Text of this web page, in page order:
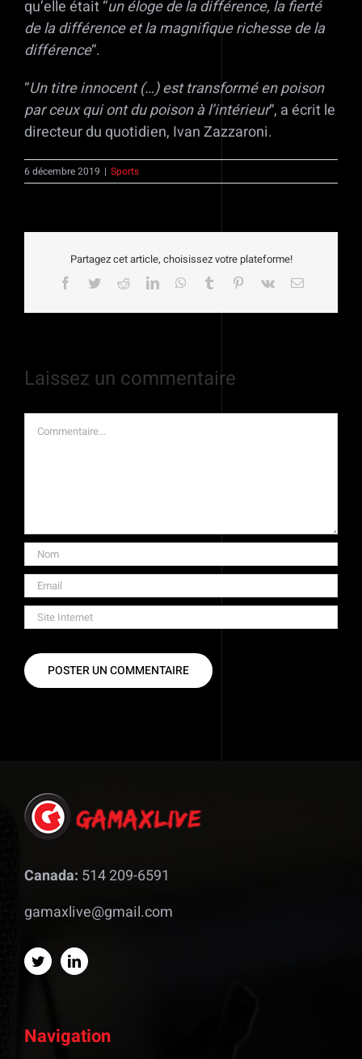
qu’elle était “un éloge de la différence, la fierté
de la différence et la magnifique richesse de la
différence“.
“Un titre innocent (…) est transformé en poison
par ceux qui ont du poison à l’intérieur“, a écrit le
directeur du quotidien, Ivan Zazzaroni.
6 décembre 2019 | Sports
Partagez cet article, choisissez votre plateforme!
Facebook
TwitterRedditLinkedInWhatsApp
Tumblr Pinterest
Vk Email
Laissez un commentaire
Commentaire
Canada: 514 209-6591
gamaxlive@gmail.com
Navigation